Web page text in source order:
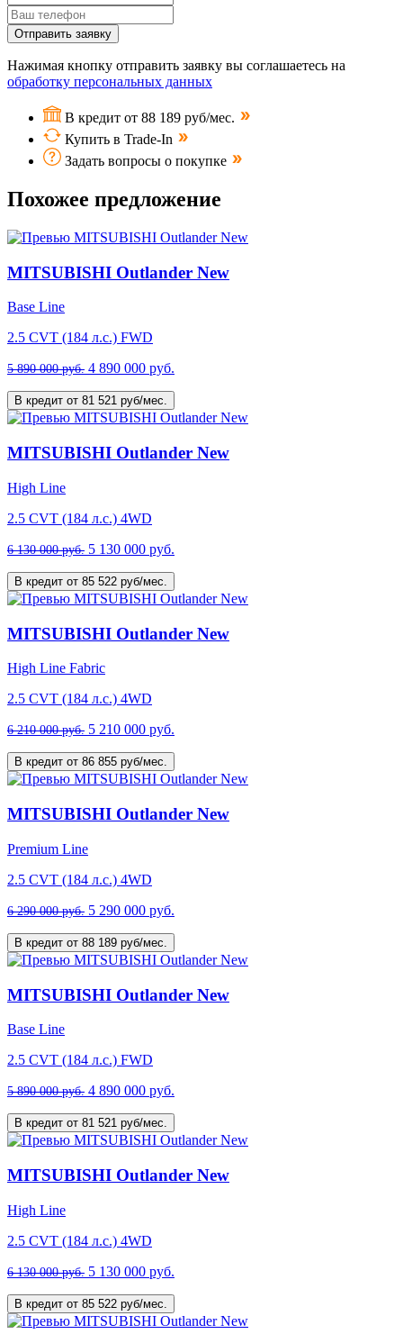
Отправить заявку
Нажимая кнопку отправить заявку вы соглашаетесь на
обработку персональных данных
В кредит от 88 189 руб/мес.
Купить в Trade-In
Задать вопросы о покупке
Похожее предложение
MITSUBISHI Outlander New
Base Line
2.5 CVT (184 л.с.) FWD
5 890 000 руб. 4 890 000 руб.
В кредит от 81 521 руб/мес.
MITSUBISHI Outlander New
High Line
2.5 CVT (184 л.с.) 4WD
6 130 000 руб. 5 130 000 руб.
В кредит от 85 522 руб/мес.
MITSUBISHI Outlander New
High Line Fabric
2.5 CVT (184 л.с.) 4WD
6 210 000 руб. 5 210 000 руб.
В кредит от 86 855 руб/мес.
MITSUBISHI Outlander New
Premium Line
2.5 CVT (184 л.с.) 4WD
6 290 000 руб. 5 290 000 руб.
В кредит от 88 189 руб/мес.
MITSUBISHI Outlander New
Base Line
2.5 CVT (184 л.с.) FWD
5 890 000 руб. 4 890 000 руб.
В кредит от 81 521 руб/мес.
MITSUBISHI Outlander New
High Line
2.5 CVT (184 л.с.) 4WD
6 130 000 руб. 5 130 000 руб.
В кредит от 85 522 руб/мес.